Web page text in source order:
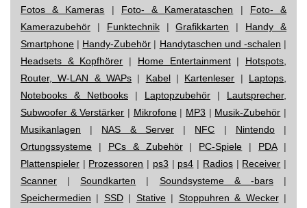
Fotos & Kameras | Foto- & Kamerataschen | Foto- &
Kamerazubehör | Funktechnik|Grafikkarten | Handy &
Smartphone | Handy-Zubehör | Handytaschen und -schalen |
Headsets & Kopfhörer | Home Entertainment| Hotspots,
Router, W-LAN & WAPs | Kabel| Kartenleser | Laptops,
Notebooks & Netbooks | Laptopzubehör | Lautsprecher,
Subwoofer & Verstärker | Mikrofone| MP3 | Musik-Zubehör |
Musikanlagen | NAS & Server| NFC | Nintendo|
Ortungssysteme | PCs & Zubehör| PC-Spiele | PDA|
Plattenspieler | Prozessoren | ps3 | ps4 | Radios| Receiver |
Scanner |Soundkarten | Soundsysteme & -bars|
Speichermedien | SSD| Stative| Stoppuhren & Wecker|